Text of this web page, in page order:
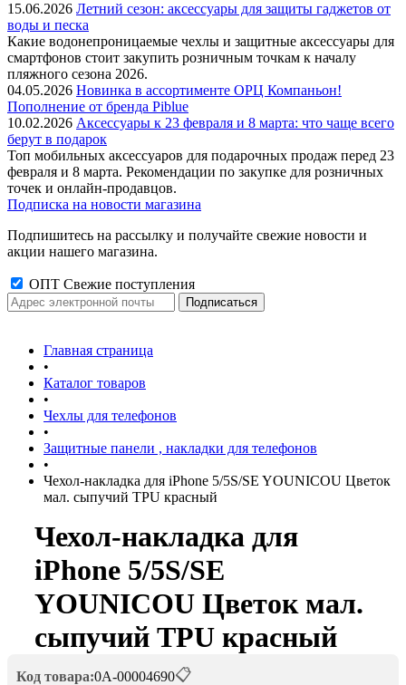
15.06.2026 Летний сезон: аксессуары для защиты гаджетов от
воды и песка
Какие водонепроницаемые чехлы и защитные аксессуары для
смартфонов стоит закупить розничным точкам к началу
пляжного сезона 2026.
04.05.2026 Новинка в ассортименте OРЦ Компаньон!
Пополнение от бренда Piblue
10.02.2026 Аксессуары к 23 февраля и 8 марта: что чаще всего
берут в подарок
Топ мобильных аксессуаров для подарочных продаж перед 23
февраля и 8 марта. Рекомендации по закупке для розничных
точек и онлайн-продавцов.
Подписка на новости магазина
Подпишитесь на рассылку и получайте свежие новости и
акции нашего магазина.
ОПТ Свежие поступления
Главная страница
•
Каталог товаров
•
Чехлы для телефонов
•
Защитные панели , накладки для телефонов
•
Чехол-накладка для iPhone 5/5S/SE YOUNICOU Цветок
мал. сыпучий TPU красный
Чехол-накладка для
iPhone 5/5S/SE
YOUNICOU Цветок мал.
сыпучий TPU красный
Код товара:0А-00004690📋